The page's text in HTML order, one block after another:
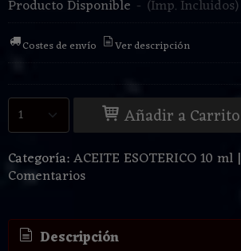
Producto Disponible - (Imp. Incluidos)
Costes de envío Ver descripción
Añadir a Carrito
Categoría:ACEITE ESOTERICO 10 ml |
Comentarios
Descripción